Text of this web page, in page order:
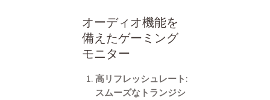
オーディオ機能を
備えたゲーミング
モニター
高リフレッシュレート:
スムーズなトランジシ